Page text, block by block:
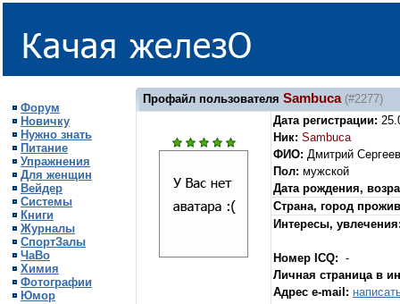
Форум
Новичку
Нужно знать
Питание
Упражнения
Для женщин
Вейдер
Системы
Книги
Журналы
СпортЗалы
ЧаВо
Химия
Фотографии
Юмор
Профайл пользователя Sambuca (#2277)
Дата регистрации:
Ник: Sambuca
ФИО: Дмитрий
Пол: мужской
Дата рождения,
Страна, город
Интересы,
Номер ICQ: -
Личная страница в
Адрес e-mail: